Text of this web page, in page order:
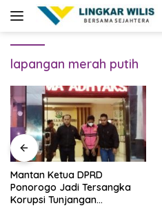
lapangan merah putih
Mantan Ketua DPRD
Ponorogo Jadi Tersangka
Korupsi Tunjangan